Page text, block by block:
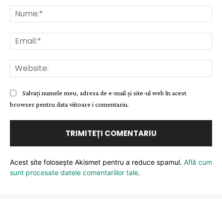
Salvați numele meu, adresa de e-mail și site-ul web în acest
browser pentru data viitoare i comentariu.
Acest site folosește Akismet pentru a reduce spamul. Află cum
sunt procesate datele comentariilor tale.